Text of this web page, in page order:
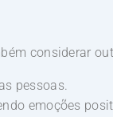
considerar
pessoas.
emoções